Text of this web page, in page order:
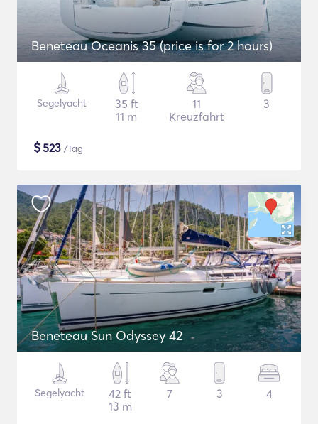
Beneteau Oceanis 35 (price is for 2 hours)
Segelyacht
35 ft
11 m
11
Kreuzfahrt
3
$523 /Tag
Beneteau Sun Odyssey 42
Segelyacht
42 ft
13 m
7 3 4